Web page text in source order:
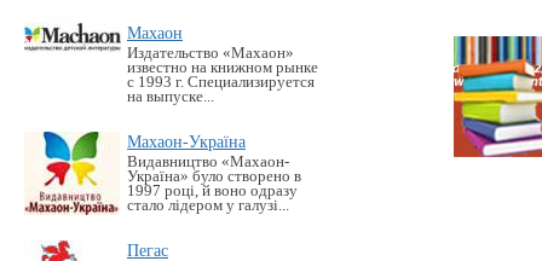
Махаон
Издательство «Махаон»
известно на книжном рынке
с 1993 г. Специализируется
на выпуске...
Махаон-Україна
Видавництво «Махаон-
Україна» було створено в
1997 році, й воно одразу
стало лідером у галузі...
Пегас